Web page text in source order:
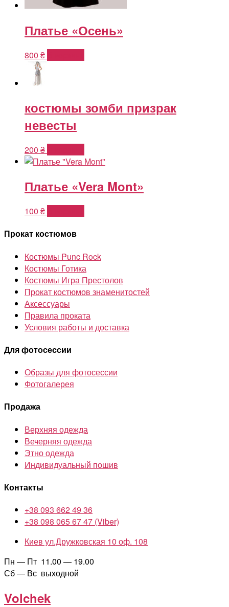
Платье «Осень»
800 ₴
костюмы зомби призрак
невесты
200 ₴
Платье «Vera Mont»
100 ₴
Прокат костюмов
Костюмы Punc Rock
Костюмы Готика
Костюмы Игра Престолов
Прокат костюмов знаменитостей
Аксессуары
Правила проката
Условия работы и доставка
Для фотосессии
Образы для фотосессии
Фотогалерея
Продажа
Верхняя одежда
Вечерняя одежда
Этно одежда
Индивидуальный пошив
Контакты
+38 093 662 49 36
+38 098 065 67 47 (Viber)
Киев ул.Дружковская 10 оф. 108
Пн — Пт 11.00 — 19.00
Сб — Вс выходной
Volchek